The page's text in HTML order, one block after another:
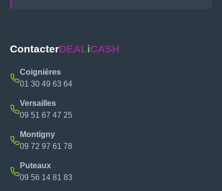
ContacterDEALiCASH
Coignières
01 30 49 63 64
Versailles
09 51 67 47 25
Montigny
09 72 97 61 78
Puteaux
09 56 14 81 83